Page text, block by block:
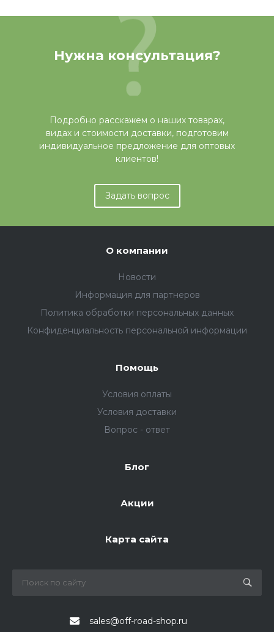
Нужна консультация?
Подробно расскажем о наших товарах,
видах и стоимости доставки, подготовим
индивидуальное предложение для оптовых
клиентов!
Задать вопрос
О компании
Новости
Информация для партнеров
Политика обработки персональных данных
Конфиденциальность персональной информации
Помощь
Условия оплаты
Условия доставки
Вопрос - ответ
Блог
Акции
Карта сайта
sales@off-road-shop.ru